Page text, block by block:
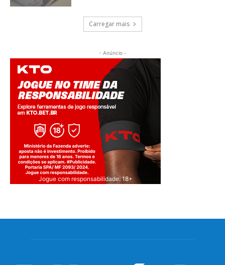
Carregar mais
- Anúncio -
Jogue com responsabilidade. 18+